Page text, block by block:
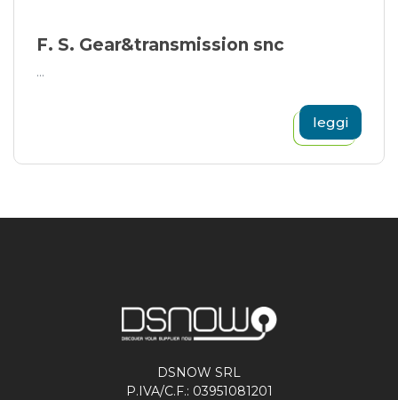
F. S. Gear&transmission snc
...
leggi
DSNOW SRL
P.IVA/C.F.: 03951081201